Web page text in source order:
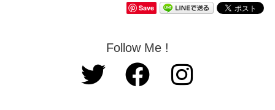
Save
Follow Me !